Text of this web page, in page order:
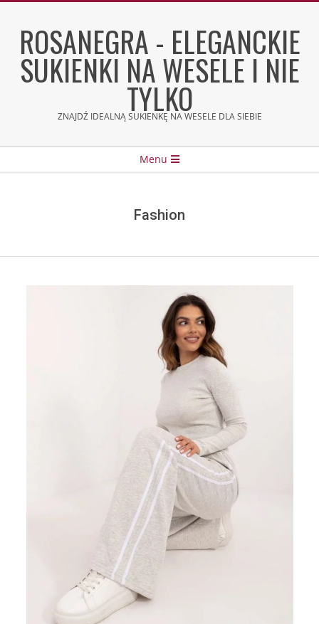
contentROSANEGRA - ELEGANCKIE
SUKIENKI NA WESELE I NIE
TYLKO
ZNAJDŹ IDEALNĄ SUKIENKĘ NA WESELE DLA SIEBIE
Menu
Fashion